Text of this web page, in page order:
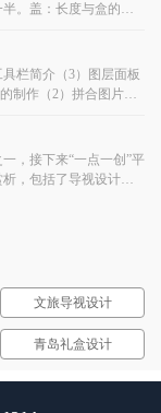
。盖：长度与盒的长
哦！如何DIY包装盒展
月饼盒、饼干盒、牙
增加厚度）。 A 把面
为笔盒使用，在开口
妆品之类的盒子较长
盒，可以
文具盒。。 别致
的包装纸、一小段纸
奶盒的四个面，对边加
条，贴在每个面上。
准备的材料：薯片空
加盖封住，并加以装
完整的圆筒罐，只需加
栏简介（3）图层面板
制作（2）拼合图片，
章（1）旺旺头像和动
切片工具批量制作左侧
作宝贝描述模板（2）
，都可获得免费答疑
图片空间，同时添加
形选区精确大小。把
页文件。发布一个宝
替换宝贝图片地址，
一个表格。【温馨提
（qrqll）索要。淘宝店
要填写完整 3详情下面
，接下来“一点一创”平
，包括了导视设计背
时候的经理，童梦乡
而引发对童年的回忆
失个性，真的是我想
导视设计项目背景：
大楼，2008年8月29日
的感觉又有大气时尚
很喜欢这款创意的设
文旅导视设计
青岛礼盒设计